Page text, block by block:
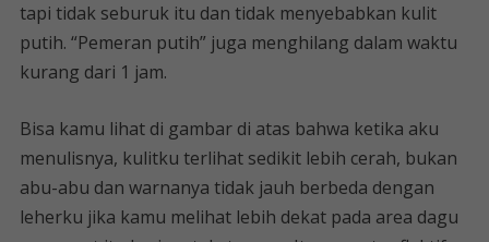
tapi tidak seburuk itu dan tidak menyebabkan kulit
putih. “Pemeran putih” juga menghilang dalam waktu
kurang dari 1 jam.
Bisa kamu lihat di gambar di atas bahwa ketika aku
menulisnya, kulitku terlihat sedikit lebih cerah, bukan
abu-abu dan warnanya tidak jauh berbeda dengan
leherku jika kamu melihat lebih dekat pada area dagu